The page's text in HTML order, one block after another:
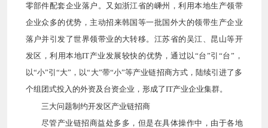
零部件配套企业落户。又如浙江省的嵊州，利用本地生产领带
企业众多的优势，主动招来韩国等一批国外大的领带生产企业
落户并引发了世界领带业的大转移。江苏省的吴江、昆山等开
发区，利用本地IT产业发展较快的优势，通过以“台”引“台”，
以“小”引“大”，以“大”带“小”等产业链招商方式，陆续引进了多
个组团式投入的外资及台资企业，形成了IT产业企业集群。
三大问题制约开发区产业链招商
尽管产业链招商益处多多，但是在具体操作中，由于各地